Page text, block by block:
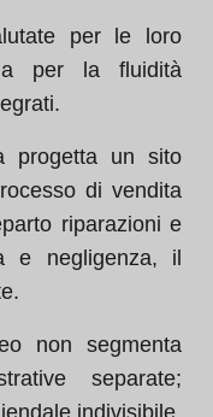
per le loro
per la fluidità
progetta un sito
di vendita
riparazioni e
e negligenza, il
non segmenta
separate;
indivisibile,